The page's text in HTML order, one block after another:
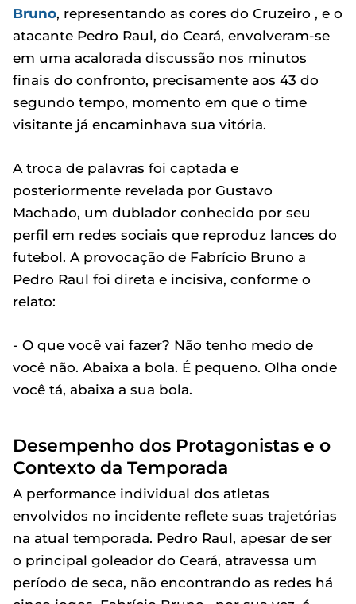
Bruno, representando as cores do Cruzeiro , e o
atacante Pedro Raul, do Ceará, envolveram-se
em uma acalorada discussão nos minutos
finais do confronto, precisamente aos 43 do
segundo tempo, momento em que o time
visitante já encaminhava sua vitória.
A troca de palavras foi captada e
posteriormente revelada por Gustavo
Machado, um dublador conhecido por seu
perfil em redes sociais que reproduz lances do
futebol. A provocação de Fabrício Bruno a
Pedro Raul foi direta e incisiva, conforme o
relato:
- O que você vai fazer? Não tenho medo de
você não. Abaixa a bola. É pequeno. Olha onde
você tá, abaixa a sua bola.
Desempenho dos Protagonistas e o
Contexto da Temporada
A performance individual dos atletas
envolvidos no incidente reflete suas trajetórias
na atual temporada. Pedro Raul, apesar de ser
o principal goleador do Ceará, atravessa um
período de seca, não encontrando as redes há